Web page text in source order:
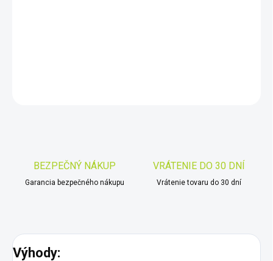
BEZPEČNÝ NÁKUP
Garancia bezpečného nákupu
VRÁTENIE DO 30 DNÍ
Vrátenie tovaru do 30 dní
Výhody: